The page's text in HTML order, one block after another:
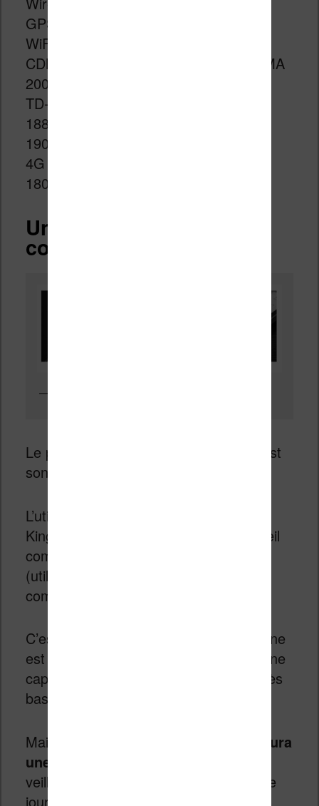
GPS,Bluetooth,CDMA,Dual Band
WiFi,GPS,GSM,WiFi
CDMA: CDMA 1X EVDO 800MHz,CDMA
2000,CDMA: 800
TD-SCDMA: TD-SCDMA
1880MHz/2010MHz,TD-SCDMA
1900/2000MHz
4G LTE: FDD B1 2100MHz,FDD B3
1800MHz
Une autonomie
convaincante
Le point important pour toute liseuse est
son autonomie (en dehors de l’écran).
L’utilisation d’un écran E Ink dans le
Kingrow K1 permet d’utiliser cet appareil
comme smartphone durant 2 jours
(utilisation d’applications Android
comprise).
C’est
alors que la machine
est pourtant équipée d’une batterie d’une
capacité de 3100 mAh et d’un écran très
basse consommation.
Mais,
en mode liseuse, la machine aura
une autonomie d’une semaine
veille, l’autonomie sera d’une dizaine de
jours.